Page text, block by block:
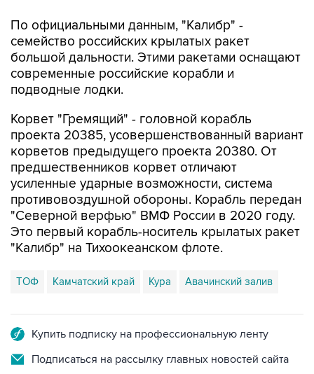
По официальными данным, "Калибр" -
семейство российских крылатых ракет
большой дальности. Этими ракетами оснащают
современные российские корабли и
подводные лодки.
Корвет "Гремящий" - головной корабль
проекта 20385, усовершенствованный вариант
корветов предыдущего проекта 20380. От
предшественников корвет отличают
усиленные ударные возможности, система
противовоздушной обороны. Корабль передан
"Северной верфью" ВМФ России в 2020 году.
Это первый корабль-носитель крылатых ракет
"Калибр" на Тихоокеанском флоте.
ТОФ Камчатский край Кура Авачинский залив
Купить подписку на профессиональную ленту
Подписаться на рассылку главных новостей сайта